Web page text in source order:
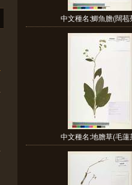
中文種名:鯽魚膽(闊苞
中文種名:地膽草(毛蓮